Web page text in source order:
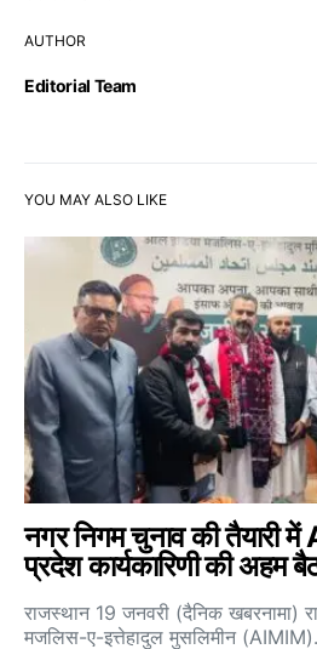
AUTHOR
Editorial Team
YOU MAY ALSO LIKE
नगर निगम चुनाव की तैयारी
प्रदेश कार्यकारिणी की अहम
राजस्थान 19 जनवरी (दैनिक खबरनामा)
मजलिस-ए-इत्तेहादुल मुसलिमीन